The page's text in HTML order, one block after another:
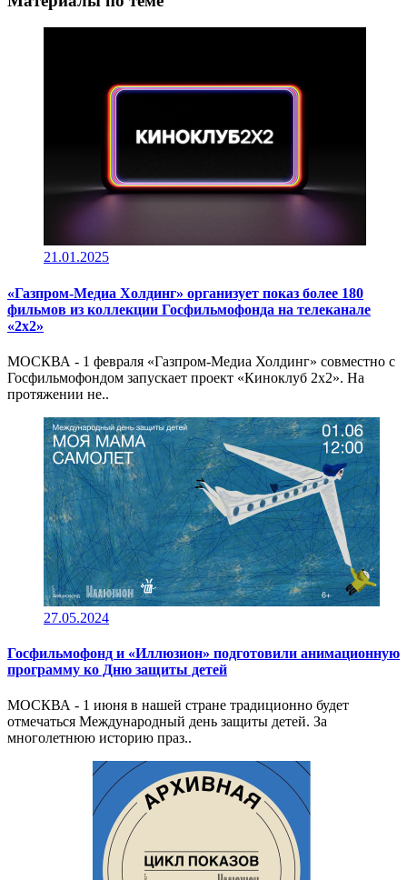
21.01.2025
«Газпром-Медиа Холдинг» организует показ более 180
фильмов из коллекции Госфильмофонда на телеканале
«2х2»
МОСКВА - 1 февраля «Газпром-Медиа Холдинг» совместно с
Госфильмофондом запускает проект «Киноклуб 2х2». На
протяжении не..
27.05.2024
Госфильмофонд и «Иллюзион» подготовили анимационную
программу ко Дню защиты детей
МОСКВА - 1 июня в нашей стране традиционно будет
отмечаться Международный день защиты детей. За
многолетнюю историю праз..